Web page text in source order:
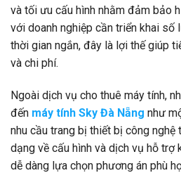
và tối ưu cấu hình nhằm đảm bảo
với doanh nghiệp cần triển khai
thời gian ngắn, đây là lợi thế giúp
và chi phí.
Ngoài dịch vụ cho thuê máy tính,
đến máy tính Sky Đà Nẵng như
nhu cầu trang bị thiết bị công nghệ
dạng về cấu hình và dịch vụ hỗ trợ
dễ dàng lựa chọn phương án phù